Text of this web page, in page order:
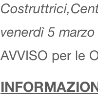
venerdì 5
AVVISO per le